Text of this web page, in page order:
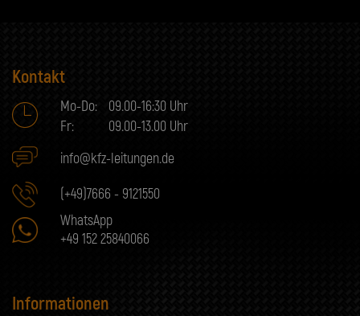
Kontakt
Mo-Do:
09.00-16:30 Uhr
Fr:
09.00-13.00 Uhr
info@kfz-leitungen.de
(+49)7666 - 9121550
WhatsApp
+49 152 25840066
Informationen